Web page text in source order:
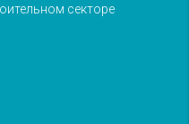
секторе